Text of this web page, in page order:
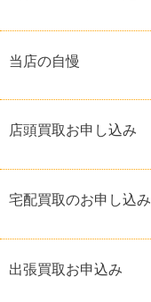
当店の自慢
店頭買取お申し込み
宅配買取のお申し込み
出張買取お申込み